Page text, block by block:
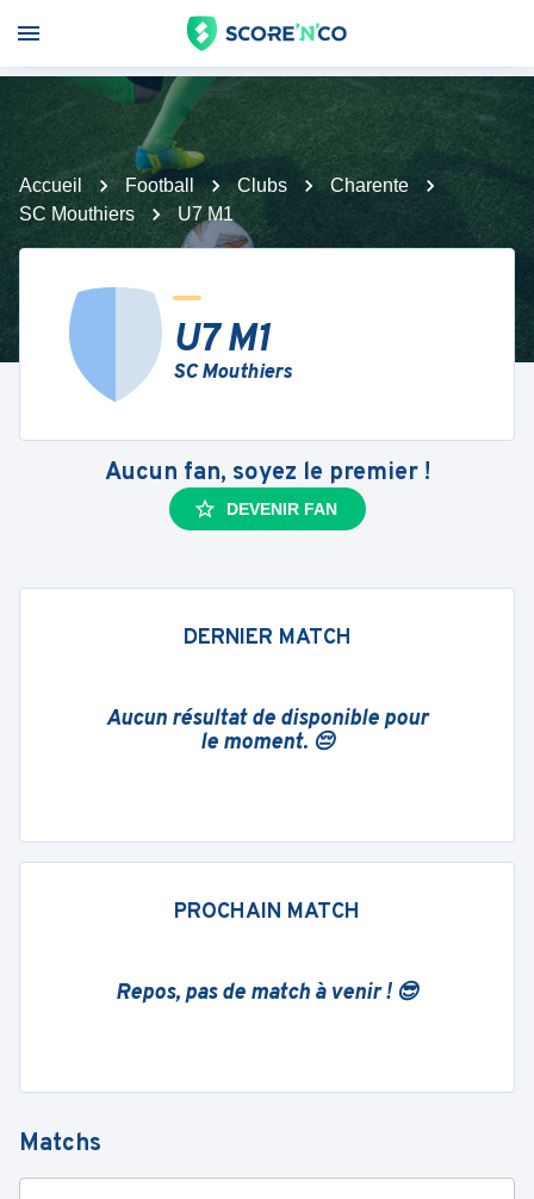
Accueil Football Clubs
Charente
SC Mouthiers
U7 M1
U7 M1
SC Mouthiers
Aucun fan, soyez le premier !
DEVENIR FAN
DERNIER MATCH
Aucun résultat de disponible pour
le moment. 😔
PROCHAIN MATCH
Repos, pas de match à venir ! 😎
Matchs